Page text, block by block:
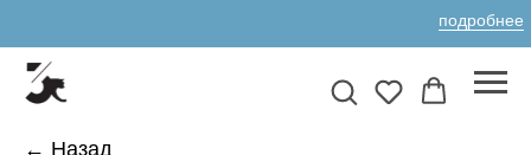
подробнее
← Назад